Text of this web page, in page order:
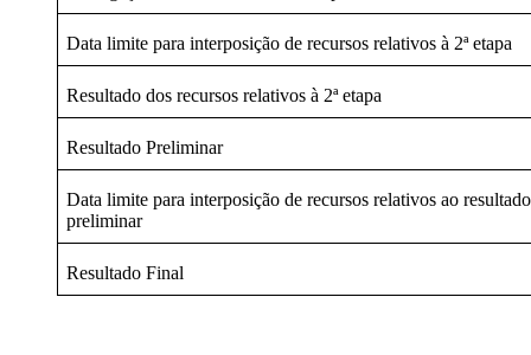
Data limite para interposição de recursos relativos à 2ª etapa
Resultado dos recursos relativos à 2ª etapa
Resultado Preliminar
Data limite para interposição de recursos relativos ao resultado
preliminar
Resultado Final